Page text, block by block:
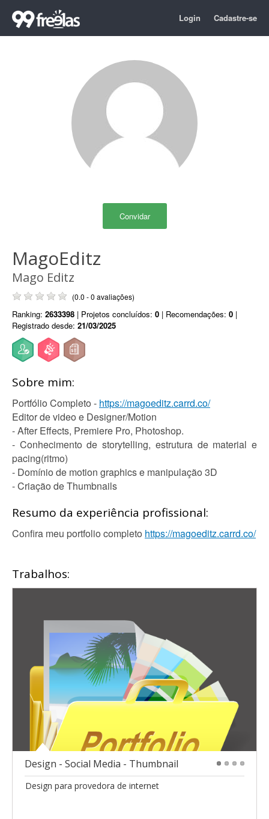
Login Cadastre-se
Convidar
MagoEditz
Mago Editz
(0.0 - 0 avaliações)
Ranking: 2633398 | Projetos concluídos: 0 | Recomendações: 0 |
Registrado desde: 21/03/2025
Sobre mim:
Portfólio Completo - https://magoeditz.carrd.co/
Editor de video e Designer/Motion
- After Effects, Premiere Pro, Photoshop.
- Conhecimento de storytelling, estrutura de material e
pacing(ritmo)
- Domínio de motion graphics e manipulação 3D
- Criação de Thumbnails
Resumo da experiência profissional:
Confira meu portfolio completo https://magoeditz.carrd.co/
Trabalhos:
Design - Social Media - Thumbnail
Design para provedora de internet